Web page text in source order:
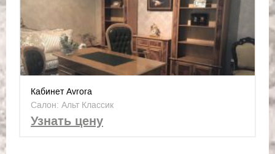
Кабинет Avrora
Салон: Альт Классик
Узнать цену